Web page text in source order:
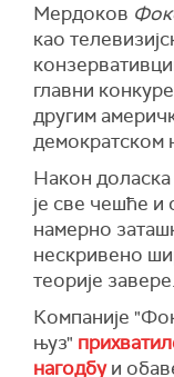
Мердоков
као
главни
другим
демократском
Након
је све чешће и
намерно
нескривено
теорије завере.
Компаније
њуз"
нагодбуи